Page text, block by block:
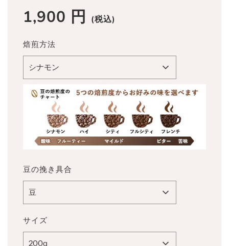
セ
ー
ス
ラ
通
常
格
1,900 円 (税込)
焙煎方法
シナモン
豆の挽き具合
豆
サイズ
200g